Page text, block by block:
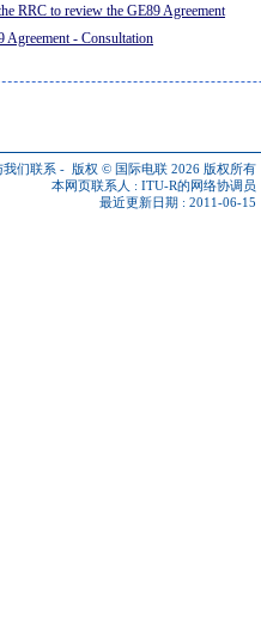
RRC to review the GE89 Agreement
Agreement - Consultation
我们联系 - 版权 © 国际电联 2026 版权所有
本网页联系人 : ITU-R的网络协调员
最近更新日期 : 2011-06-15